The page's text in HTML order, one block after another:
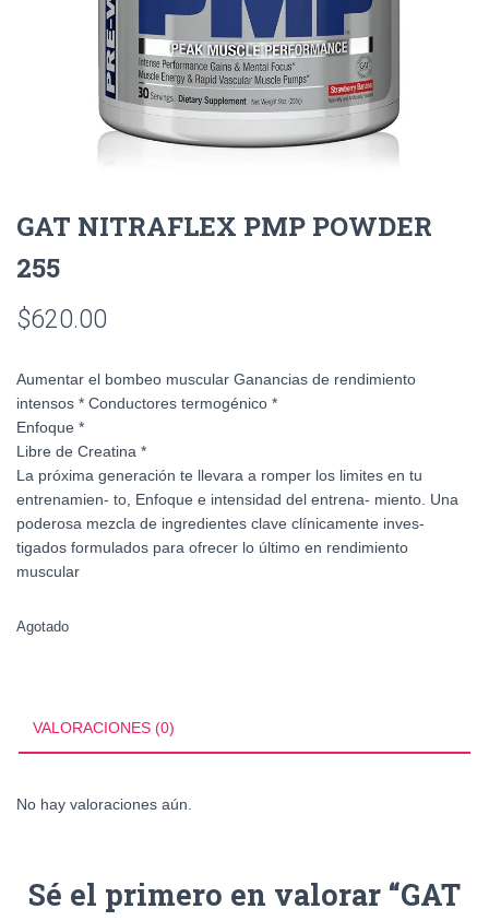
GAT NITRAFLEX PMP POWDER
255
$620.00
Aumentar el bombeo muscular Ganancias de rendimiento
intensos * Conductores termogénico *
Enfoque *
Libre de Creatina *
La próxima generación te llevara a romper los limites en tu
entrenamien- to, Enfoque e intensidad del entrena- miento. Una
poderosa mezcla de ingredientes clave clínicamente inves-
tigados formulados para ofrecer lo último en rendimiento
muscular
Agotado
VALORACIONES (0)
No hay valoraciones aún.
Sé el primero en valorar “GAT